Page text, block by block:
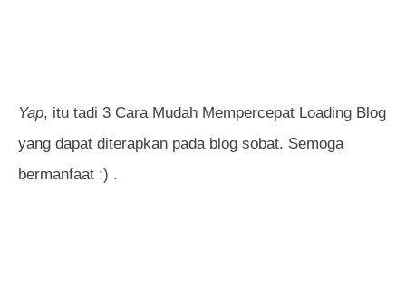
Yap, itu tadi 3 Cara Mudah Mempercepat Loading Blog
yang dapat diterapkan pada blog sobat. Semoga
bermanfaat :) .